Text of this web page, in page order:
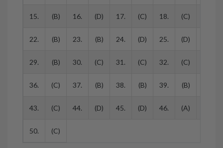
15. (B) 16. (D) 17. (C) 18. (C)
22. (B) 23. (B) 24. (D) 25. (D)
29. (B) 30. (C) 31. (C) 32. (C)
36. (C) 37. (B) 38. (B) 39. (B)
43. (C) 44. (D) 45. (D) 46. (A)
50. (C)